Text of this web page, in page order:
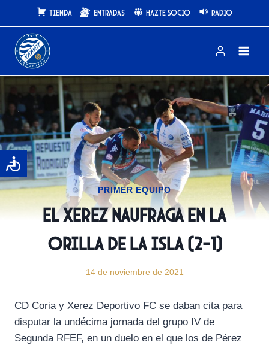
al
contenido
Tienda Entradas Hazte Socio Radio
PRIMER EQUIPO
El Xerez naufraga en la
orilla de La Isla (2-1)
14 de noviembre de 2021
CD Coria y Xerez Deportivo FC se daban cita para
disputar la undécima jornada del grupo IV de
Segunda RFEF, en un duelo en el que los de Pérez